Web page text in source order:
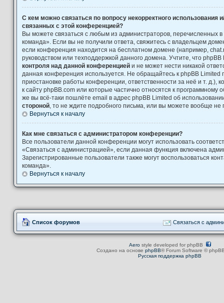
С кем можно связаться по вопросу некорректного использования
связанных с этой конференцией?
Вы можете связаться с любым из администраторов, перечисленных
команда». Если вы не получили ответа, свяжитесь с владельцем
если конференция находится на бесплатном домене (например,
руководством или техподдержкой данного домена. Учтите, что
контроля над данной конференцией и не может нести никакой
данная конференция используется. Не обращайтесь к phpBB Limited
приостановке работы конференции, ответственности за неё и т. д.),
к сайту phpBB.com или которые частично относятся к программному
же вы всё-таки пошлёте email в адрес phpBB Limited об
стороной , то не ждите подробного письма, или вы можете вообще не
Вернуться к началу
Как мне связаться с администратором конференции?
Все пользователи данной конференции могут использовать
«Связаться с администрацией», если данная функция включена
Зарегистрированные пользователи также могут воспользоваться
команда».
Вернуться к началу
Список форумов Связаться с
Aerostyle developed for phpBB
Создано на основе phpBB® Forum Software ©
Русская поддержка phpBB